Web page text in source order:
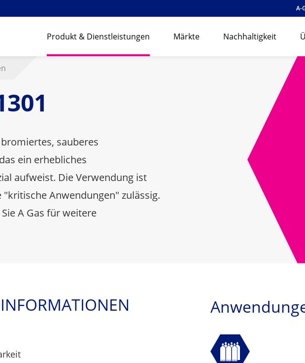
A-
Produkt & Dienstleistungen Märkte Nachhaltigkeit
sauberes
ein erhebliches
aufweist. Die Verwendung ist
Anwendungen" zulässig.
A Gas für weitere